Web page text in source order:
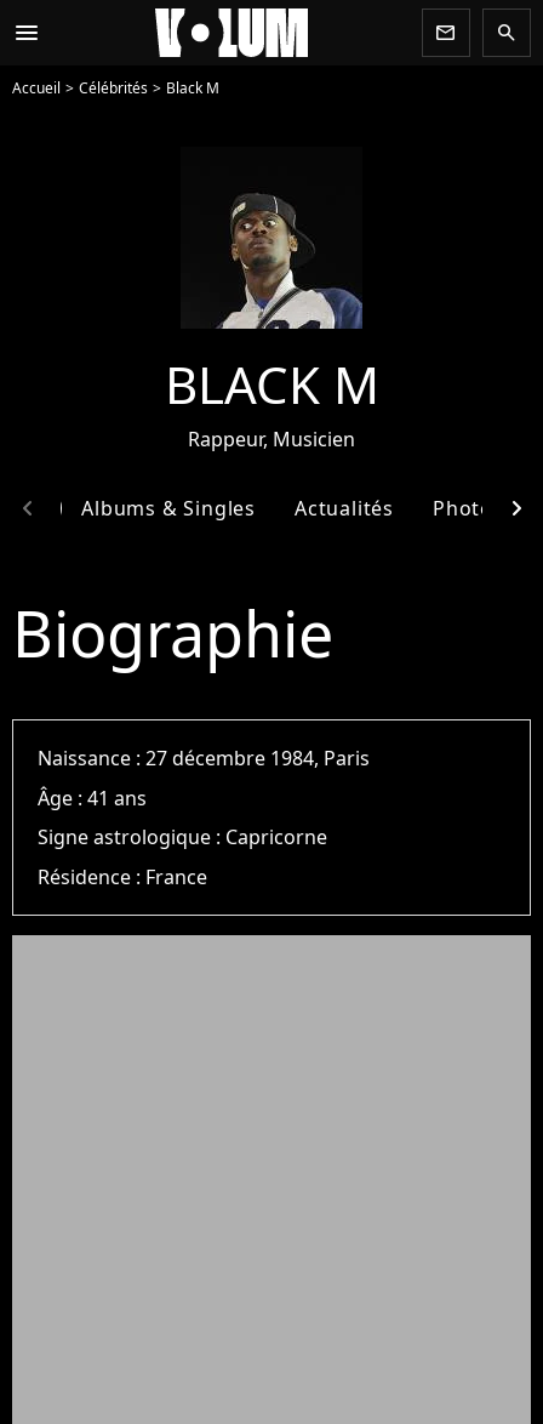
menu newsletter search
Accueil Célébrités Black M
BLACK M
Rappeur, Musicien
Albums & Singles Actualités Photos
chevron_left chevron_right
Biographie
Naissance :27 décembre 1984, Paris
Âge :41 ans
Signe astrologique : Capricorne
Résidence : France